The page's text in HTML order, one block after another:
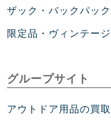
ザック・バックパック
限定品・ヴィンテージ
グループサイト
アウトドア用品の買取